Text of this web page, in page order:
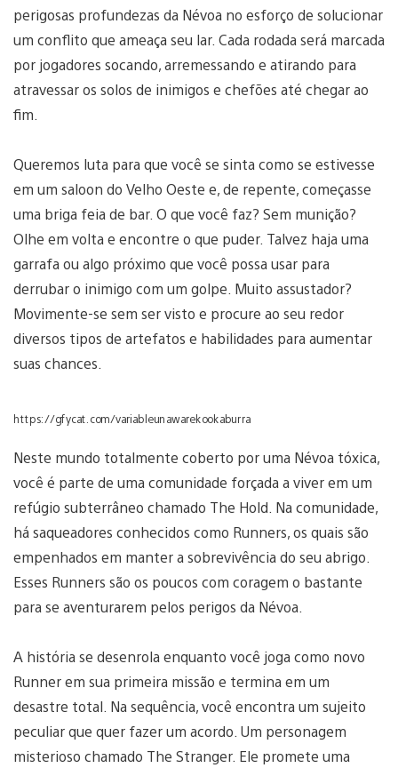
perigosas profundezas da Névoa no esforço de solucionar
um conflito que ameaça seu lar. Cada rodada será marcada
por jogadores socando, arremessando e atirando para
atravessar os solos de inimigos e chefões até chegar ao
fim.
Queremos luta para que você se sinta como se estivesse
em um saloon do Velho Oeste e, de repente, começasse
uma briga feia de bar. O que você faz? Sem munição?
Olhe em volta e encontre o que puder. Talvez haja uma
garrafa ou algo próximo que você possa usar para
derrubar o inimigo com um golpe. Muito assustador?
Movimente-se sem ser visto e procure ao seu redor
diversos tipos de artefatos e habilidades para aumentar
suas chances.
https://gfycat.com/variableunawarekookaburra
Neste mundo totalmente coberto por uma Névoa tóxica,
você é parte de uma comunidade forçada a viver em um
refúgio subterrâneo chamado The Hold. Na comunidade,
há saqueadores conhecidos como Runners, os quais são
empenhados em manter a sobrevivência do seu abrigo.
Esses Runners são os poucos com coragem o bastante
para se aventurarem pelos perigos da Névoa.
A história se desenrola enquanto você joga como novo
Runner em sua primeira missão e termina em um
desastre total. Na sequência, você encontra um sujeito
peculiar que quer fazer um acordo. Um personagem
misterioso chamado The Stranger. Ele promete uma